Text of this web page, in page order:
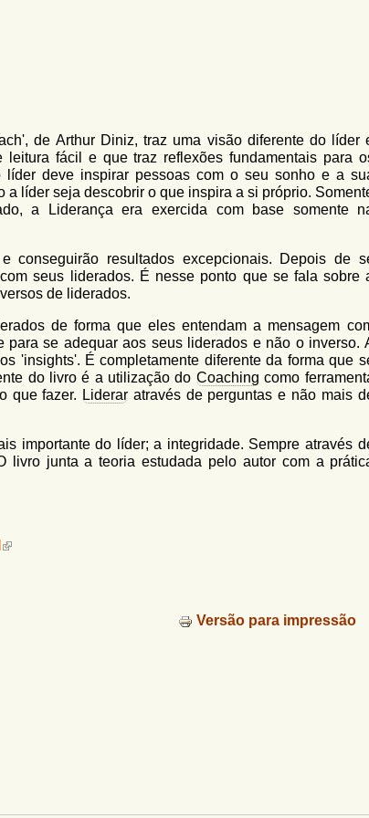
de Arthur Diniz, traz uma visão diferente do líder
fácil e que traz reflexões fundamentais para
deve inspirar pessoas com o seu sonho e a
líder seja descobrir o que inspira a si próprio.
a Liderança era exercida com base somente
conseguirão resultados excepcionais. Depois de
seus liderados. É nesse ponto que se fala sobre
de liderados.
de forma que eles entendam a mensagem
se adequar aos seus liderados e não o inverso.
'insights'. É completamente diferente da forma que
do livro é a utilização do Coaching como
que fazer. Liderar através de perguntas e não mais
importante do líder; a integridade. Sempre através
livro junta a teoria estudada pelo autor com a
Versão para impressão